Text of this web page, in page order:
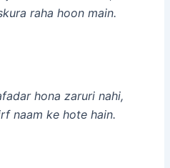
raha hoon main.
hona zaruri nahi,
naam ke hote hain.